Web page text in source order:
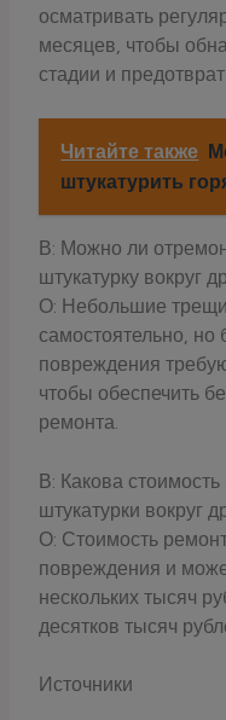
осматривать
месяцев, чтобы
стадии и
Читайте также
штукатурить
В: Можно ли
штукатурку вокруг
О: Небольшие
самостоятельно, но
повреждения
чтобы обеспечить
ремонта.
В: Какова
штукатурки вокруг
О: Стоимость
повреждения и
нескольких тысяч
десятков тысяч
Источники